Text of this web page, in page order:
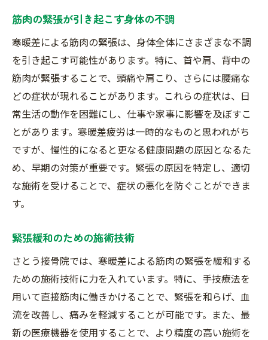
筋肉の緊張が引き起こす身体の不調
寒暖差による筋肉の緊張は、身体全体にさまざまな不調
を引き起こす可能性があります。特に、首や肩、背中の
筋肉が緊張することで、頭痛や肩こり、さらには腰痛な
どの症状が現れることがあります。これらの症状は、日
常生活の動作を困難にし、仕事や家事に影響を及ぼすこ
とがあります。寒暖差疲労は一時的なものと思われがち
ですが、慢性的になると更なる健康問題の原因となるた
め、早期の対策が重要です。緊張の原因を特定し、適切
な施術を受けることで、症状の悪化を防ぐことができま
す。
緊張緩和のための施術技術
さとう接骨院では、寒暖差による筋肉の緊張を緩和する
ための施術技術に力を入れています。特に、手技療法を
用いて直接筋肉に働きかけることで、緊張を和らげ、血
流を改善し、痛みを軽減することが可能です。また、最
新の医療機器を使用することで、より精度の高い施術を